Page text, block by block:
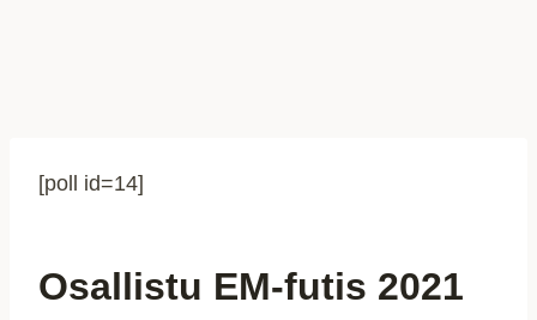
[poll id=14]
Osallistu EM-futis 2021